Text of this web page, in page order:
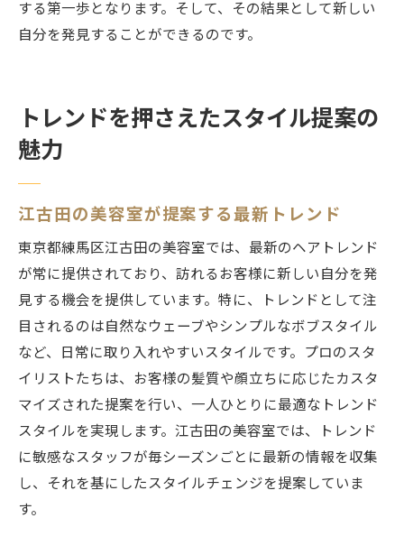
する第一歩となります。そして、その結果として新しい
自分を発見することができるのです。
トレンドを押さえたスタイル提案の
魅力
江古田の美容室が提案する最新トレンド
東京都練馬区江古田の美容室では、最新のヘアトレンド
が常に提供されており、訪れるお客様に新しい自分を発
見する機会を提供しています。特に、トレンドとして注
目されるのは自然なウェーブやシンプルなボブスタイル
など、日常に取り入れやすいスタイルです。プロのスタ
イリストたちは、お客様の髪質や顔立ちに応じたカスタ
マイズされた提案を行い、一人ひとりに最適なトレンド
スタイルを実現します。江古田の美容室では、トレンド
に敏感なスタッフが毎シーズンごとに最新の情報を収集
し、それを基にしたスタイルチェンジを提案していま
す。